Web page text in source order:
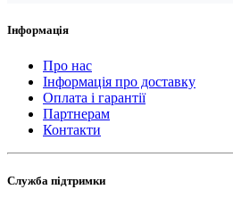
Інформація
Про нас
Інформація про доставку
Оплата і гарантії
Партнерам
Контакти
Служба підтримки